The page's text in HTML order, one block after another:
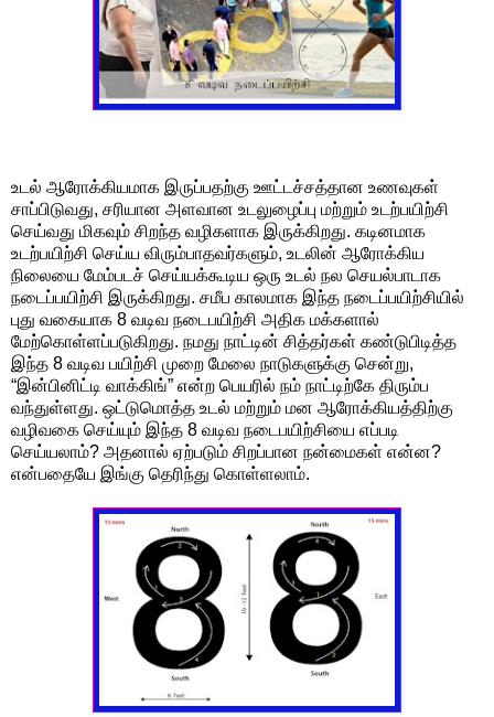
உடல் ஆரோக்கியமாக இருப்பதற்கு ஊட்டச்சத்தான உணவுகள்
சாப்பிடுவது, சரியான அளவான உடலுழைப்பு மற்றும் உடற்பயிற்சி
செய்வது மிகவும் சிறந்த வழிகளாக இருக்கிறது. கடினமாக
உடற்பயிற்சி செய்ய விரும்பாதவர்களும், உடலின் ஆரோக்கிய
நிலையை மேம்படச் செய்யக்கூடிய ஒரு உடல் நல செயல்பாடாக
நடைப்பயிற்சி இருக்கிறது. சமீப காலமாக இந்த நடைப்பயிற்சியில்
புது வகையாக 8 வடிவ நடைபயிற்சி அதிக மக்களால்
மேற்கொள்ளப்படுகிறது. நமது நாட்டின் சித்தர்கள் கண்டுபிடித்த
இந்த 8 வடிவ பயிற்சி முறை மேலை நாடுகளுக்கு சென்று,
“இன்பினிட்டி வாக்கிங்” என்ற பெயரில் நம் நாட்டிற்கே திரும்ப
வந்துள்ளது. ஒட்டுமொத்த உடல் மற்றும் மன ஆரோக்கியத்திற்கு
வழிவகை செய்யும் இந்த 8 வடிவ நடைபயிற்சியை எப்படி
செய்யலாம்? அதனால் ஏற்படும் சிறப்பான நன்மைகள் என்ன?
என்பதையே இங்கு தெரிந்து கொள்ளலாம்.